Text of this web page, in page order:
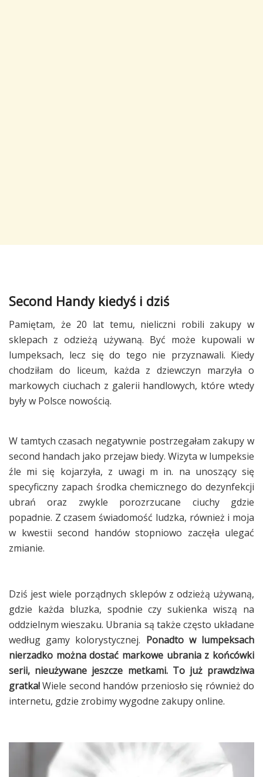
Second Handy kiedyś i dziś
Pamiętam, że 20 lat temu, nieliczni robili zakupy w
sklepach z odzieżą używaną. Być może kupowali w
lumpeksach, lecz się do tego nie przyznawali. Kiedy
chodziłam do liceum, każda z dziewczyn marzyła o
markowych ciuchach z galerii handlowych, które wtedy
były w Polsce nowością.
W tamtych czasach negatywnie postrzegałam zakupy w
second handach jako przejaw biedy. Wizyta w lumpeksie
źle mi się kojarzyła, z uwagi m in. na unoszący się
specyficzny zapach środka chemicznego do dezynfekcji
ubrań oraz zwykle porozrzucane ciuchy gdzie
popadnie. Z czasem świadomość ludzka, również i moja
w kwestii second handów stopniowo zaczęła ulegać
zmianie.
Dziś jest wiele porządnych sklepów z odzieżą używaną,
gdzie każda bluzka, spodnie czy sukienka wiszą na
oddzielnym wieszaku. Ubrania są także często układane
według gamy kolorystycznej. Ponadto w lumpeksach
nierzadko można dostać markowe ubrania z końcówki
serii, nieużywane jeszcze metkami. To już prawdziwa
gratka!Wiele second handów przeniosło się również do
internetu, gdzie zrobimy wygodne zakupy online.